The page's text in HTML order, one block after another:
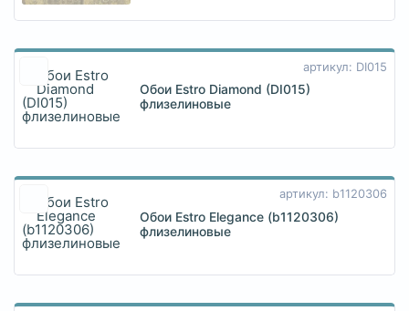
артикул: DI015
Обои Estro Diamond (DI015)
флизелиновые
артикул: b1120306
Обои Estro Elegance (b1120306)
флизелиновые